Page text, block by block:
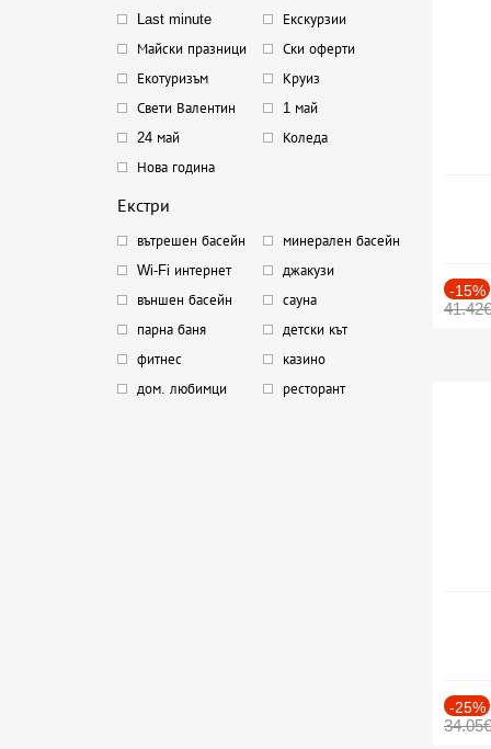
Last minute
Екскурзии
Майски празници
Ски оферти
Екотуризъм
Круиз
Свети Валентин
1 май
24 май
Коледа
Нова година
Екстри
вътрешен басейн
минерален басейн
Wi-Fi интернет
джакузи
външен басейн
сауна
парна баня
детски кът
фитнес
казино
дом. любимци
ресторант
-15%
41.42€
-25%
34.05€